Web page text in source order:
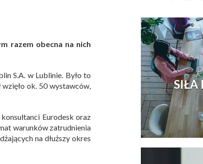
razem obecna na nich
S.A. w Lublinie. Było to
ok. 50 wystawców,
Eurodesk oraz
warunków zatrudnienia
na dłuższy okres
SIŁA